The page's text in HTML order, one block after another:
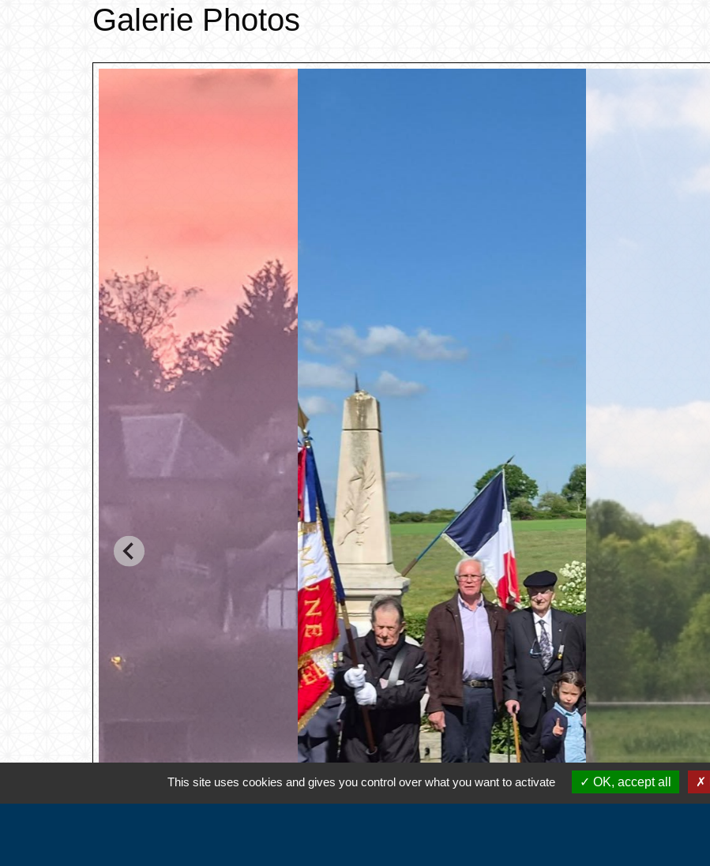
Galerie Photos
This site uses cookies and gives you control over what you want to activate OK, accept all